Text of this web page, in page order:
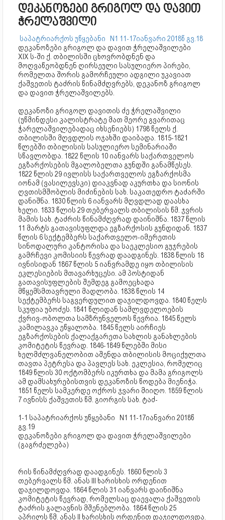
დეკანოზები გრიგოლ და დავით
ჭრელაშვილი
საპატრიარქოს უწყებანი N1 11-17იანვარი 2018წ გვ.18
დეკანოზები გრიგოლ და დავით ჭრელაშვილები
XIX ს-ში ქ. თბილისში ცხოვრობდნენ და
მოღვაწეობდნენ ღირსეული სასულიერო პირები,
რომელთა შორის გამორჩეული ადგილი უკავიათ
ქაშვეთის ტაძრის წინამძღვრებს, დეკანოზ გრიგოლ
და დავით ჭრელაშვილებს.
დეკანოზი გრიგოლ დავითის ძე ჭრელაშვილი
(უწმინდესი კალისტრატე მათ მეორე გვარითაც
ჭარელაშვილებადაც იხსენიებს) 1798 წელს ქ.
თბილისში მღვდლის ოჯახში დაიბადა. 1815-1821
წლებში თბილისის სასულიერო სემინარიაში
სწავლობდა. 1822 წლის 10 იანვარს საქართველოს
ეგზარქოსების მგალობელთა გუნდში განამწესეს.
1822 წლის 29 ივლისს საქართველოს ეგზარქოსმა
იონამ (ვასილევსკი) დიაკვნად აკურთხა და სიონის
ღვთისმშობლის მიძინების სახ. საკათედრო ტაძარში
დანიშნა. 1830 წლის 6 იანვარს მღვდლად დაასხა
ხელი. 1833 წლის 29 თებერვალს თბილისის წმ. ჯვრის
მამის სახ. ტაძრის წინამძღვრად დაინიშნა. 1837 წლის
11 მარტს გათავისუფლდა ეგზარქოსის გუნდიდან. 1837
წლის 6 სექტემბერს საქართველო-იმერეთის
სინოდალური კანტორისა და საეკლესიო გუჯრების
გამრჩევი კომისიის წევრად დაადგინეს. 1838 წლის 18
ივნისიდან 1867 წლის 5 იანვრამდე იყო თბილისის
ეკლესიების მთავარხუცესი. ამ პოსტიდან
გათავისუფლების შემდეგ გამოეცხადა
მწყემსმთავრული მადლობა. 1838 წლის 14
სექტემბერს საგვერდულით დაჯილდოვდა. 1840 წელს
სკუფია უბოძეს. 1841 წლიდან სამლვდელოების
ქვრივ-ობოლთა სამზრუნველოს წევრია. 1845 წელს
კამილავკა ეწყალობა. 1845 წელს აირჩიეს
ეგზარქოსების ქალაქგარეთა სახლის განახლების
კომიტეტის წევრად. 1846-1849 წლებში მისი
ხელმძლვანელობით აშენდა თბილისის მოციქულთა
თავთა პეტრესა და პავლეს სახ. ეკლესია, რომელიც
1849 წლის 30 ოქტომბერს იკურთხა და მამა გრიგოლს
ამ დამსახურებისთვის დეკანოზის წოდება მიენიჭა.
1851 წელს სამკერდე ოქროს ჯვარი მიიღო. 1859 წლის
7 ივნისს ქაშვეთის წმ. გიორგის სახ. ტაძ-
1-1 საპატრიარქოს უწყებანი N1 11-17იანვარი 2018წ
გვ.19
დეკანოზები გრიგოლ და დავით ჭრელაშვილები
(გაგრძელება)
რის წინამძღვრად დაადგინეს. 1860 წლის 3
თებერვალს წმ. ანას III ხარისხის ორდენით
დაჯილდოვდა. 1864 წლის 31 იანვარს დაინიშნა
კომიტეტის წევრად, რომელსაც დაევალა ქაშვეთის
ტაძრის გალავნის მშენებლობა. 1864 წლის 25
აპრილს წმ. ანას II ხარისხის ორდენით დაჯილდოვდა.